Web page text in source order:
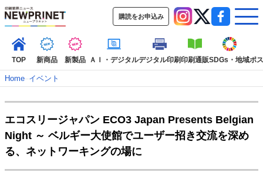
購読をお申込み
TOP 新商品 新製品 ＡＩ・デジタルデジタル印刷印刷通販SDGs・地域ポ
TOP
新着記事 特集記事
動画コンテンツ
インタビュー
コレクション
Home–イベント
エコスリージャパン ECO3 Japan Presents Belgian
Night ～ ベルギー大使館でユーザー招き交流を深め
る、ネットワーキングの場に